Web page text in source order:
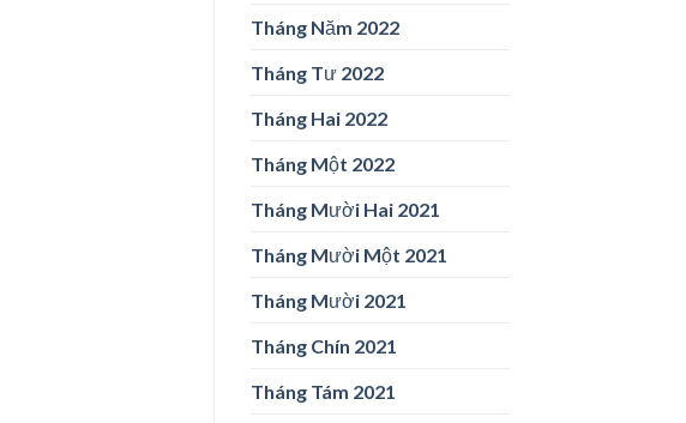
Tháng Năm 2022
Tháng Tư 2022
Tháng Hai 2022
Tháng Một 2022
Tháng Mười Hai 2021
Tháng Mười Một 2021
Tháng Mười 2021
Tháng Chín 2021
Tháng Tám 2021